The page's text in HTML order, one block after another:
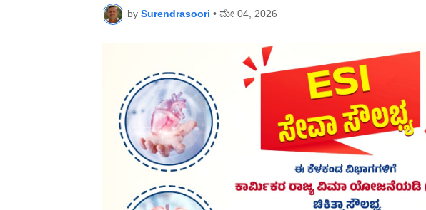
by Surendrasoori • ಮೇ 04, 2026